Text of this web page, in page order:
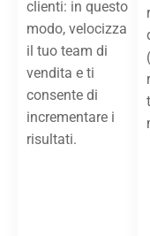
clienti: in questo
modo, velocizza
il tuo team di
vendita e ti
consente di
incrementare i
risultati.